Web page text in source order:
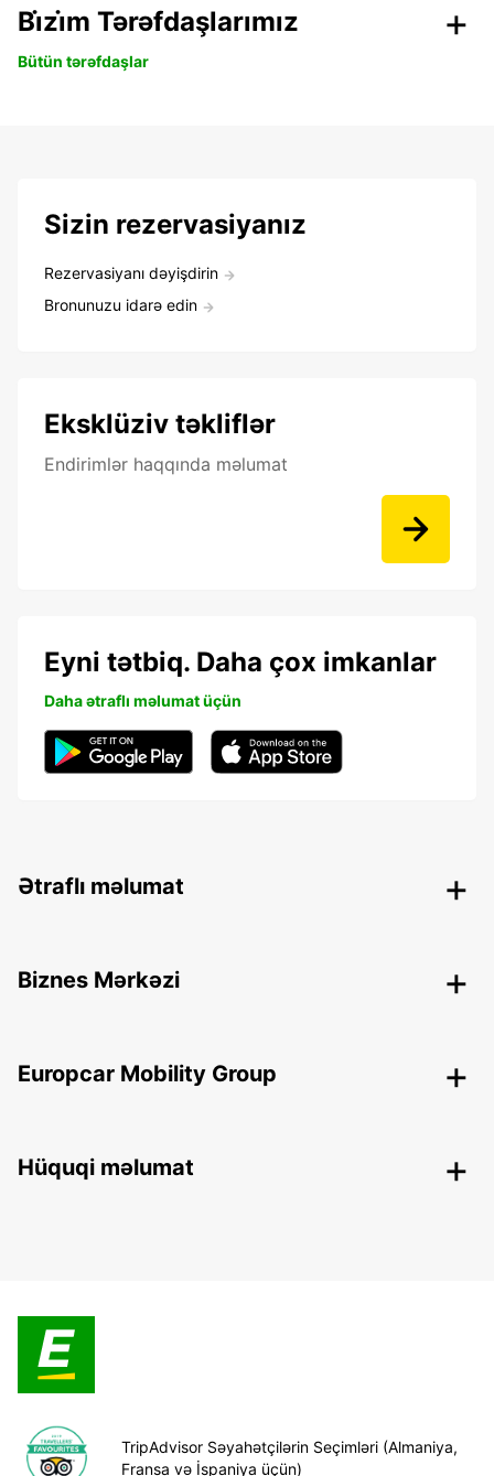
Bi̇zi̇m Tərəfdaşlarımız
Bütün tərəfdaşlar
Sizin rezervasiyanız
Rezervasiyanı dəyişdirin
Bronunuzu idarə edin
Eksklüziv təkliflər
Endirimlər haqqında məlumat
Eyni tətbiq. Daha çox imkanlar
Daha ətraflı məlumat üçün
Ətraflı məlumat
Biznes Mərkəzi
Europcar Mobility Group
Hüquqi məlumat
TripAdvisor Səyahətçilərin Seçimləri (Almaniya,
Fransa və İspaniya üçün)